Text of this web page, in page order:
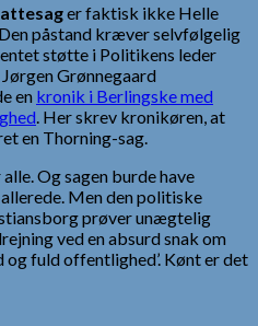
er faktisk ikke Helle
påstand kræver selvfølgelig
støtte i Politikens leder
Grønnegaard
en kronik i Berlingske med
. Her skrev kronikøren, at
en Thorning-sag.
Og sagen burde have
Men den politiske
prøver unægtelig
ved en absurd snak om
og fuld offentlighed’. Kønt er det